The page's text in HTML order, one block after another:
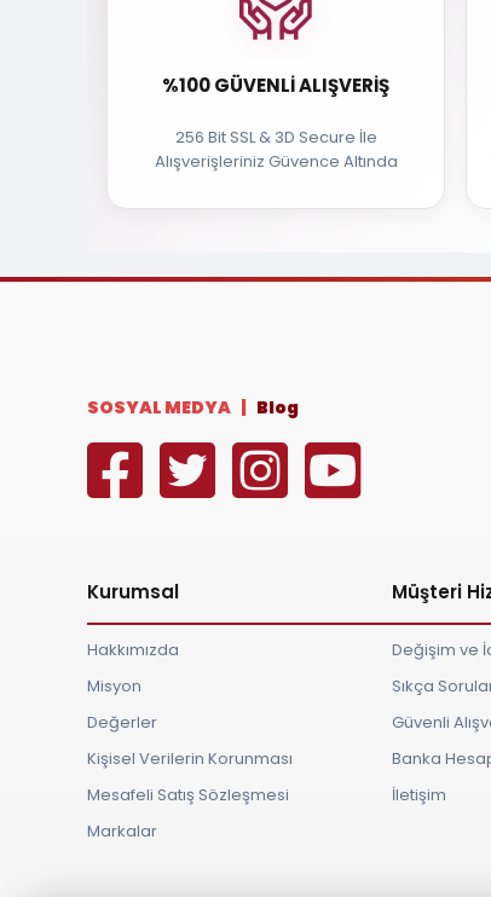
%100 GÜVENLI ALIŞVERIŞ
256 Bit SSL & 3D Secure İle
Alışverişleriniz Güvence Altında
SOSYAL MEDYA | Blog
Kurumsal
Hakkımızda
Misyon
Değerler
Kişisel Verilerin Korunması
Mesafeli Satış Sözleşmesi
Markalar
Müşteri
Değişim ve
Sıkça
Güvenli
Banka
İletişim